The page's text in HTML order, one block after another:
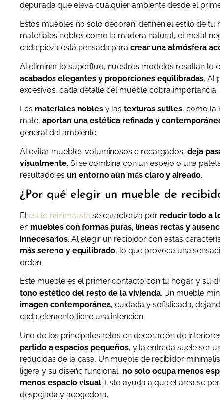
depurada que eleva cualquier ambiente desde el
Estos muebles no solo decoran: definen el estilo de tu
materiales nobles como la madera natural, el metal
cada pieza está pensada para crear una atmósfera
Al eliminar lo superfluo, nuestros modelos resaltan lo
acabados elegantes y proporciones equilibradas. Al
excesivos, cada detalle del mueble cobra importancia.
Los materiales nobles y las texturas sutiles, como la
mate, aportan una estética refinada y
general del ambiente.
Al evitar muebles voluminosos o recargados, deja
visualmente. Si se combina con un espejo o una
resultado es un entorno aún más claro y aireado.
¿Por qué elegir un mueble de
Elestilo minimalista se caracteriza por reducir todo a
en muebles con formas puras, líneas rectas y
innecesarios. Al elegir un recibidor con estas
más sereno y equilibrado, lo que provoca una
orden.
Este mueble es el primer contacto con tu hogar, y su
tono estético del resto de la vivienda. Un mueble
imagen contemporánea, cuidada y sofisticada,
cada elemento tiene una intención.
Uno de los principales retos en decoración de
partido a espacios pequeños, y la entrada suele ser
reducidas de la casa. Un mueble de recibidor
ligera y su diseño funcional, no solo ocupa menos
menos espacio visual. Esto ayuda a que el área se
despejada y acogedora.